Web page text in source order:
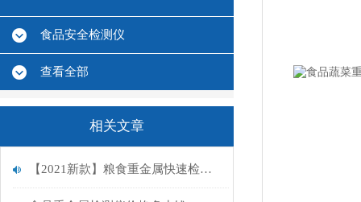
食品安全检测仪
查看全部
相关文章
【2021新款】粮食重金属快速检测仪有哪些@全新粮食重金属快速检测仪